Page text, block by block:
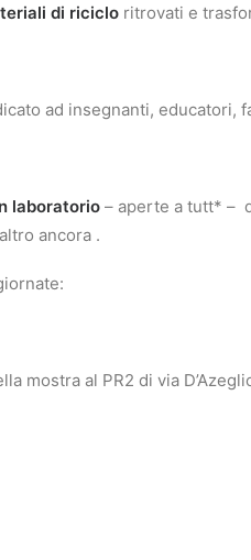
di riciclo ritrovati e
ad insegnanti, educatori,
laboratorio – aperte a tutt* –
ancora .
mostra al PR2 di via